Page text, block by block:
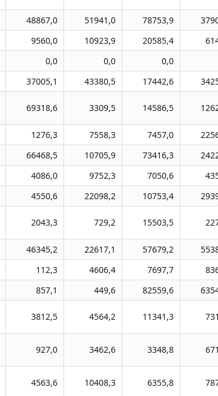
48867,0 51941,0 78753,9
9560,0 10923,9 20585,4
0,0 0,0 0,0
37005,1 43380,5 17442,6
69318,6 3309,5 14586,5
1276,3 7558,3 7457,0
66468,5 10705,9 73416,3
4086,0 9752,3 7050,6
4550,6 22098,2 10753,4
2043,3 729,2 15503,5
46345,2 22617,1 57679,2
112,3 4606,4 7697,7
857,1 449,6 82559,6
3812,5 4564,2 11341,3
927,0 3462,6 3348,8
4563,6 10408,3 6355,8